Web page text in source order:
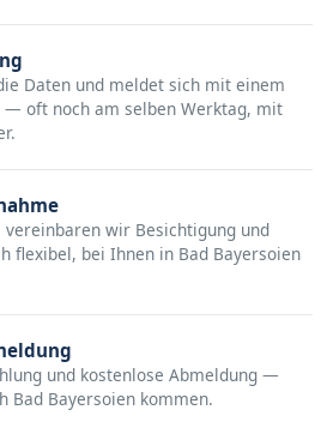
Daten und meldet sich mit einem
— oft noch am selben Werktag, mit
vereinbaren wir Besichtigung und
flexibel, bei Ihnen in Bad Bayersoien
und kostenlose Abmeldung —
Bad Bayersoien kommen.